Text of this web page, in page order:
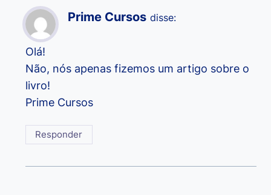
Prime Cursos disse:
Olá!
Não, nós apenas fizemos um artigo sobre o
livro!
Prime Cursos
Responder